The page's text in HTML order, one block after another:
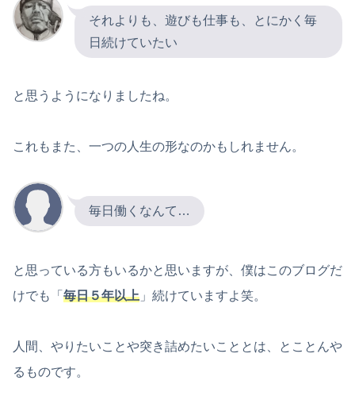
それよりも、遊びも仕事も、とにかく毎
日続けていたい
と思うようになりましたね。
これもまた、一つの人生の形なのかもしれません。
毎日働くなんて…
と思っている方もいるかと思いますが、僕はこのブログだ
けでも「 毎日５年以上 」続けていますよ笑。
人間、やりたいことや突き詰めたいこととは、とことんや
るものです。